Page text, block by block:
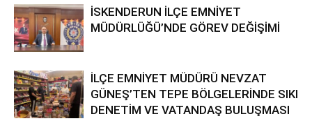
İSKENDERUN İLÇE EMNİYET
MÜDÜRLÜĞÜ’NDE GÖREV DEĞİŞİMİ
İLÇE EMNİYET MÜDÜRÜ NEVZAT
GÜNEŞ’TEN TEPE BÖLGELERİNDE SIKI
DENETİM VE VATANDAŞ BULUŞMASI